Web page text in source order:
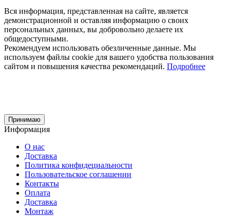
Вся информация, представленная на сайте, является
демонстрационной и оставляя информацию о своих
персональных данных, вы добровольно делаете их
общедоступными.
Рекомендуем использовать обезличенные данные. Мы
используем файлы cookie для вашего удобства пользования
сайтом и повышения качества рекомендаций. Подробнее
Принимаю
Информация
О нас
Доставка
Политика конфидециальности
Пользовательское соглашении
Контакты
Оплата
Доставка
Монтаж